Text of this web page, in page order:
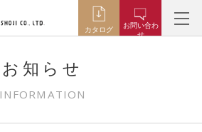
カタログ
お問い合わ
せ
お知らせ
INFORMATION